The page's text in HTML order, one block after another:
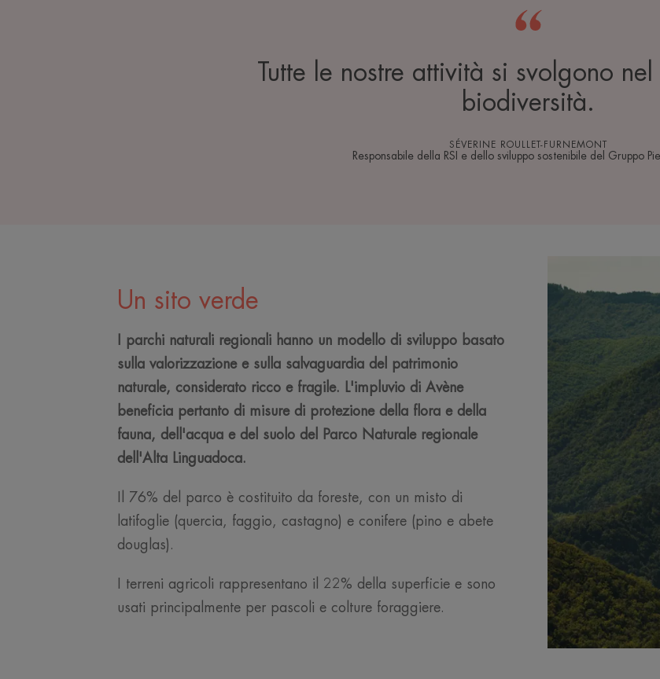
Tutte le nostre attività si svolgono
biodiversità.
SÉVERINE ROULLET-FURNEMONT
Responsabile della RSI e dello sviluppo sostenibile del Gruppo
Un sito verde
I parchi naturali regionali hanno un modello di sviluppo basato
sulla valorizzazione e sulla salvaguardia del patrimonio
naturale, considerato ricco e fragile. L'impluvio di Avène
beneficia pertanto di misure di protezione della flora e della
fauna, dell'acqua e del suolo del Parco Naturale regionale
dell'Alta Linguadoca.
Il 76% del parco è costituito da foreste, con un misto di
latifoglie (quercia, faggio, castagno) e conifere (pino e abete
douglas).
I terreni agricoli rappresentano il 22% della superficie e sono
usati principalmente per pascoli e colture foraggiere.